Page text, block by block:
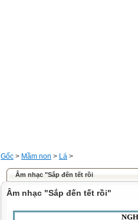
Gốc > Mầm non > Lá >
Âm nhạc "Sắp đến tết rồi
Âm nhạc "Sắp đến tết rồi"